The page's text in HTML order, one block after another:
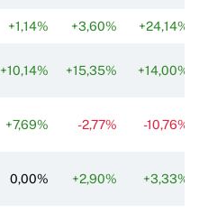
+1,14% +3,60% +24,14%
+10,14% +15,35% +14,00%
+7,69% -2,77% -10,76%
0,00% +2,90% +3,33%